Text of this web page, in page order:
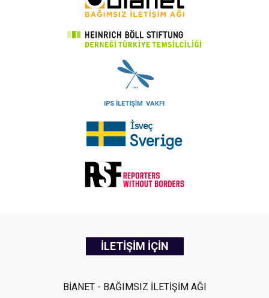
İLETİŞİM İÇİN
BİANET - BAĞIMSIZ İLETİŞİM AĞI